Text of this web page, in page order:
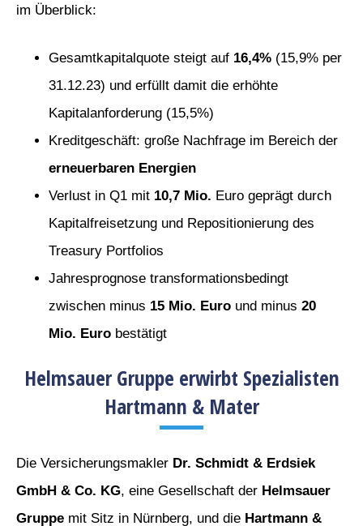
im Überblick:
Gesamtkapitalquote steigt auf 16,4% (15,9% per
31.12.23) und erfüllt damit die erhöhte
Kapitalanforderung (15,5%)
Kreditgeschäft: große Nachfrage im Bereich der
erneuerbaren Energien
Verlust in Q1 mit 10,7 Mio. Euro geprägt durch
Kapitalfreisetzung und Repositionierung des
Treasury Portfolios
Jahresprognose transformationsbedingt
zwischen minus 15 Mio. Euro und minus 20
Mio. Euro bestätigt
Helmsauer Gruppe erwirbt Spezialisten
Hartmann & Mater
Die Versicherungsmakler Dr. Schmidt & Erdsiek
GmbH & Co. KG, eine Gesellschaft der Helmsauer
Gruppe mit Sitz in Nürnberg, und die Hartmann &